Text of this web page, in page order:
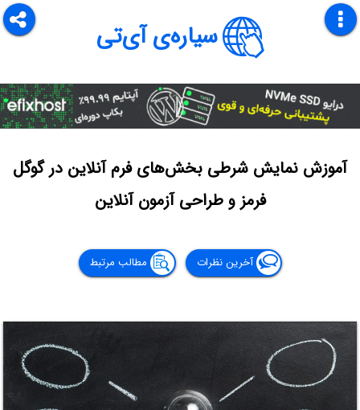
سیاره‌ی آی‌تی
آموزش نمایش شرطی بخش‌های فرم آنلاین در گوگل
فرمز و طراحی آزمون آنلاین
آخرین نظرات مطالب مرتبط